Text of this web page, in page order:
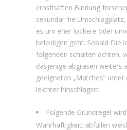
ernsthaften Bindung
sekundar ‘ne
es um eher lockere oder
beleidigen geht. Sobald Die
folgenden schalten achten,
dasjenige abgrasen weiters
geeigneten „Matches“
leichter hinschlagen:
Folgende Grundregel
Wahrhaftigkeit: abfullen